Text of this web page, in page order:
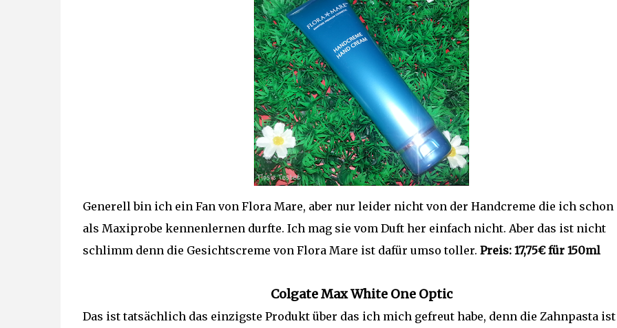
Generell bin ich ein Fan von Flora Mare, aber nur leider nicht von der Handcreme die ich schon
als Maxiprobe kennenlernen durfte. Ich mag sie vom Duft her einfach nicht. Aber das ist nicht
schlimm denn die Gesichtscreme von Flora Mare ist dafür umso toller. Preis: 17,75€ für 150ml
Colgate Max White One Optic
Das ist tatsächlich das einzigste Produkt über das ich mich gefreut habe, denn die Zahnpasta ist